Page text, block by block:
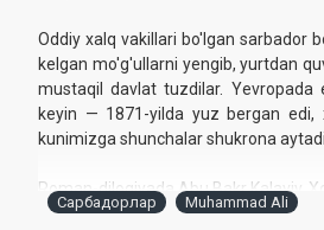
Oddiy xalq vakillari bo'lgan sarbador
kelgan mo'g'ullarni yengib, yurtdan
mustaqil davlat tuzdilar. Yevropada
keyin — 1871-yilda yuz bergan edi,
kunimizga shunchalar shukrona
Roman-dilogiyada Abu Bakr Kalaviy,
ishtirok etadi. Unda o'zbek nasrida
Сарбадорлар Muhammad Ali